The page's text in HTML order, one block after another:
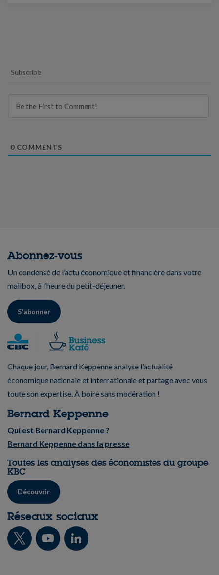
Subscribe
0 COMMENTS
Abonnez-vous
Un condensé de l’actu économique et financière dans votre
mailbox, à l’heure du petit-déjeuner.
S'abonner
Chaque jour, Bernard Keppenne analyse l’actualité
économique nationale et internationale et partage avec vous
toute son expertise. À boire sans modération !
Bernard Keppenne
Qui est Bernard Keppenne ?
Bernard Keppenne dans la presse
Toutes les analyses des économistes du groupe
KBC
Découvrir
Réseaux sociaux